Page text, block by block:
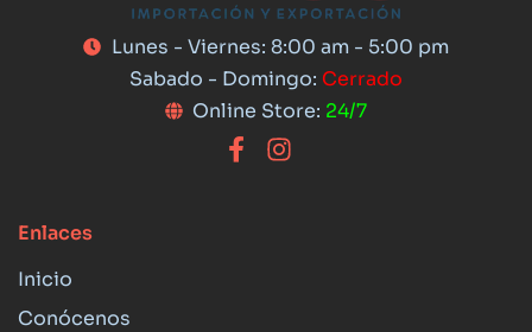
Lunes - Viernes: 8:00 am - 5:00 pm
Sabado - Domingo: Cerrado
Online Store: 24/7
Enlaces
Inicio
Conócenos